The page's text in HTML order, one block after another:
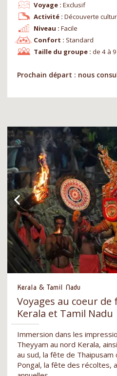
Niveau : Facile
Voyage : Exclusif
Confort : Standard
Activité : Découverte
Taille du groupe : de 4 à
Prochain départ : nous
Kerala & Tamil Nadu
Voyages au coeur de
Kerala et Tamil Nadu
Immersion dans les
Theyyam au nord Kerala,
au sud, la fête de Thaipusam
Pongal, la fête des récoltes,